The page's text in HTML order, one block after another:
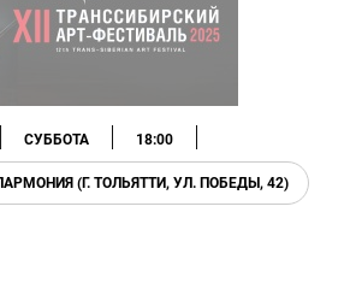
СУББОТА 18:00
(Г. ТОЛЬЯТТИ, УЛ. ПОБЕДЫ, 42)